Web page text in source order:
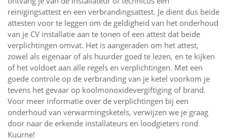
reinigingsattest en een verbrandingsattest. Je dient dus beide
attesten voor te leggen om de geldigheid van het onderhoud
van je CV installatie aan te tonen of een attest dat beide
verplichtingen omvat. Het is aangeraden om het attest,
zowel als eigenaar of als huurder goed te lezen, en te kijken
of het voldoet aan alle regels en verplichtingen. Met een
goede controle op de verbranding van je ketel voorkom je
tevens het gevaar op koolmonoxidevergiftiging of brand.
Voor meer informatie over de verplichtingen bij een
onderhoud van verwarmingsketels, verwijzen we je graag
door naar de erkende installateurs en loodgieters rond
Kuurne!